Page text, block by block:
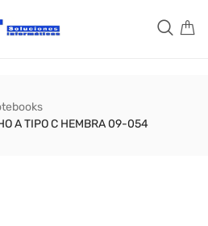
A TIPO C HEMBRA 09-054